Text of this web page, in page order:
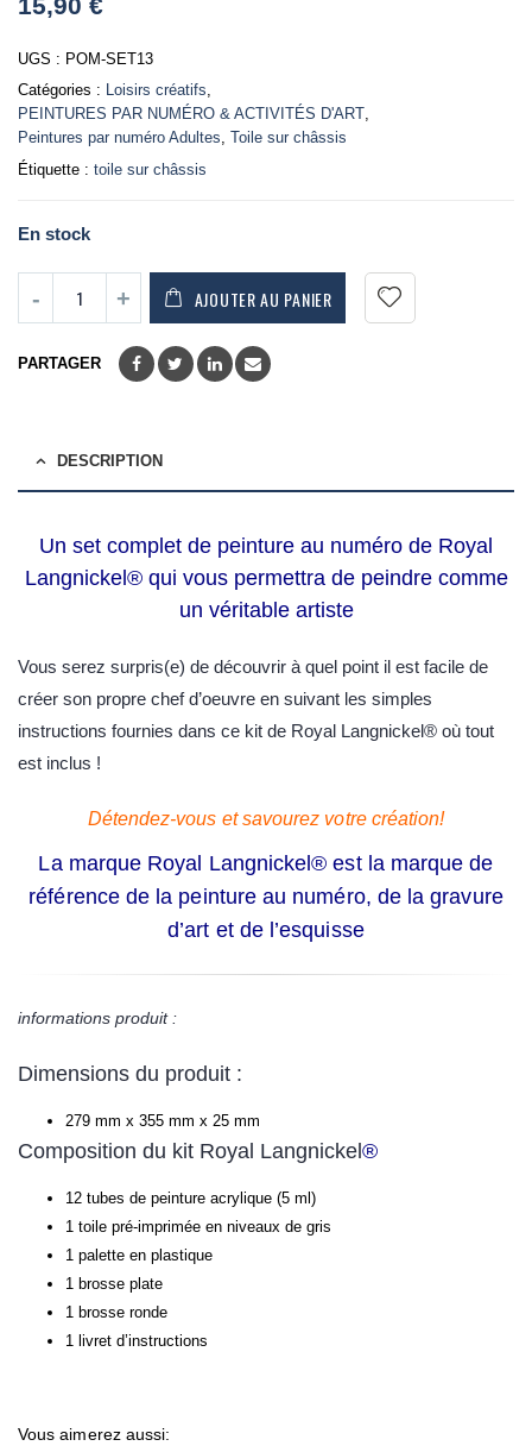
of
UGS : POM-SET13
Catégories : Loisirs créatifs,
PEINTURES PAR NUMÉRO & ACTIVITÉS D'ART,
Peintures par numéro Adultes, Toile sur châssis
Étiquette : toile sur châssis
En stock
AJOUTER AU PANIER
PARTAGER
DESCRIPTION
Un set complet de peinture au numéro de Royal
Langnickel® qui vous permettra de peindre comme
un véritable artiste
Vous serez surpris(e) de découvrir à quel point il est facile de
créer son propre chef d’oeuvre en suivant les simples
instructions fournies dans ce kit de Royal Langnickel® où tout
est inclus !
Détendez-vous et savourez votre création!
La marque Royal Langnickel® est la marque de
référence de la peinture au numéro, de la gravure
d’art et de l’esquisse
informations produit :
Dimensions du produit :
279 mm x 355 mm x 25 mm
Composition du kit Royal Langnickel ®
12 tubes de peinture acrylique (5 ml)
1 toile pré-imprimée en niveaux de gris
1 palette en plastique
1 brosse plate
1 brosse ronde
1 livret d’instructions
Vous aimerez aussi: